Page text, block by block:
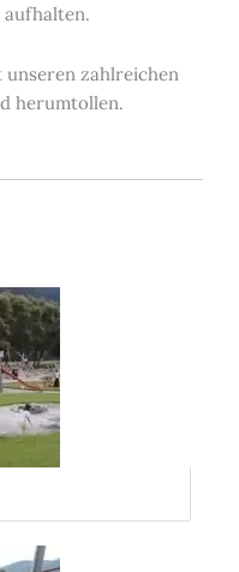
aufhalten.
zahlreichen
herumtollen.